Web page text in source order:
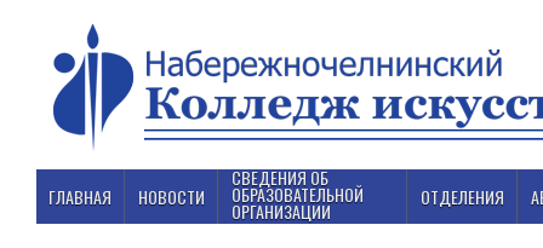
ГЛАВНАЯ НОВОСТИ
СВЕДЕНИЯ ОБ
ОБРАЗОВАТЕЛЬНОЙ
ОРГАНИЗАЦИИ
ОТДЕЛЕНИЯ